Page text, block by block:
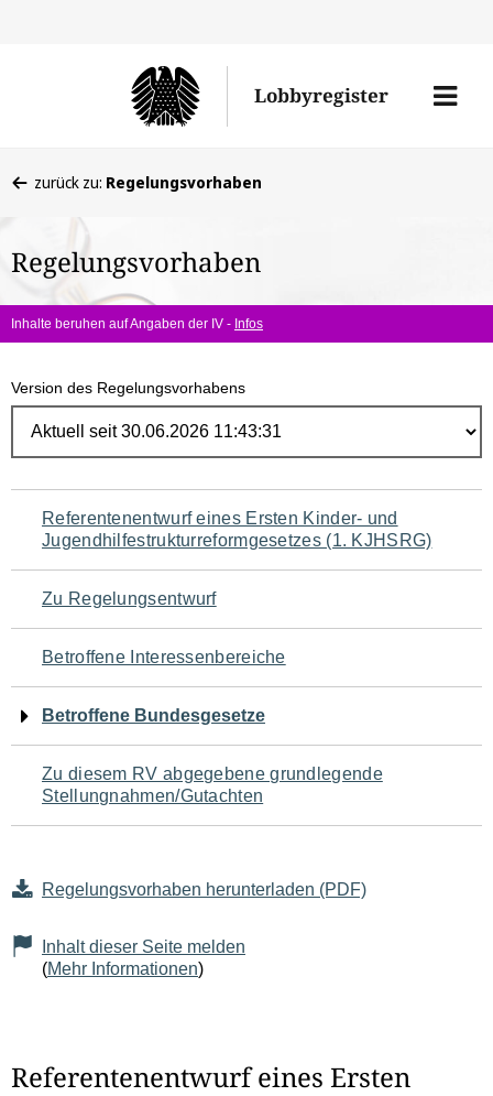
Lobbyregister
Menü
befinden
hier:
zurück zu: Regelungsvorhaben
Regelungsvorhaben
Inhalte beruhen auf Angaben der IV - Infos
Version des Regelungsvorhabens
Navigation
für
den
Seiteninhalt
Referentenentwurf eines Ersten Kinder- und
Jugendhilfestrukturreformgesetzes (1. KJHSRG)
Zu Regelungsentwurf
Betroffene Interessenbereiche
Betroffene Bundesgesetze
Zu diesem RV abgegebene grundlegende
Stellungnahmen/Gutachten
Regelungsvorhaben herunterladen (PDF)
Inhalt dieser Seite melden
(Mehr Informationen)
Referentenentwurf eines Ersten